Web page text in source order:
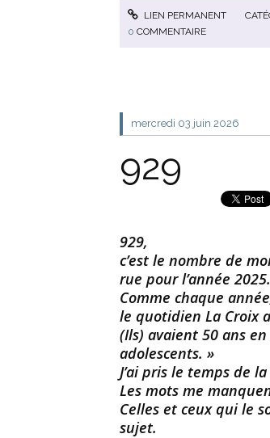
LIEN PERMANENT
0 COMMENTAIRE
mercredi 03 juin 2026
929
929,
c’est le nombre de
rue pour l’année 2025.
Comme chaque
le quotidien La Croix
(Ils) avaient 50 ans
adolescents. »
J’ai pris le temps de
Les mots me
Celles et ceux qui le
sujet.